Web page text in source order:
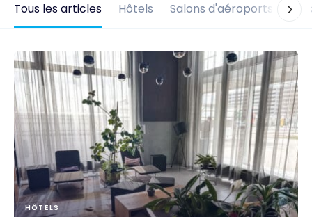
Tous les articles Hôtels Salons d'aéroports Vols
HÔTELS